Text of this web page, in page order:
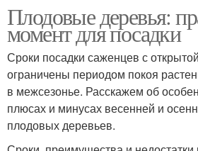
Плодовые деревья:
момент для посадки
Сроки посадки саженцев с
ограничены периодом покоя
в межсезонье. Расскажем об
плюсах и минусах весенней и
плодовых деревьев.